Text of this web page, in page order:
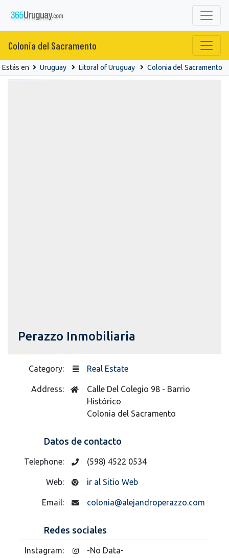
Colonia del Sacramento
Estás en Uruguay Litoral of Uruguay Colonia del Sacramento
Perazzo Inmobiliaria
Category: Real Estate
Address:
Calle Del Colegio 98 - Barrio
Histórico
Colonia del Sacramento
Datos de contacto
Telephone: (598) 4522 0534
Web: ir al Sitio Web
Email: colonia@alejandroperazzo.com
Redes sociales
Instagram: -No Data-